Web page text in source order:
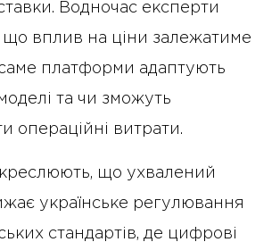
Водночас експерти
що вплив на ціни залежатиме
саме платформи адаптують
та чи зможуть
операційні витрати.
що ухвалений
українське регулювання
стандартів, де цифрові